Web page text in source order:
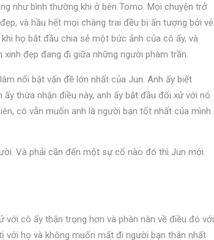
như bình thường khi ở bên Tomo. Mọi chuyện trở
và hầu hết mọi chàng trai đều bị ấn tượng bởi vẻ
họ bắt đầu chia sẻ một bức ảnh của cô ấy, và
đẹp đang đi giữa những người phàm trần.
nổi bật vấn đề lớn nhất của Jun. Anh ấy biết
thừa nhận điều này, anh ấy bắt đầu đối xử với nó
cô vẫn muốn anh là người bạn tốt nhất của mình.
Và phải cần đến một sự cố nào đó thì Jun mới
cô ấy thận trọng hơn và phàn nàn về điều đó với
với họ và không muốn mất đi người bạn thân nhất